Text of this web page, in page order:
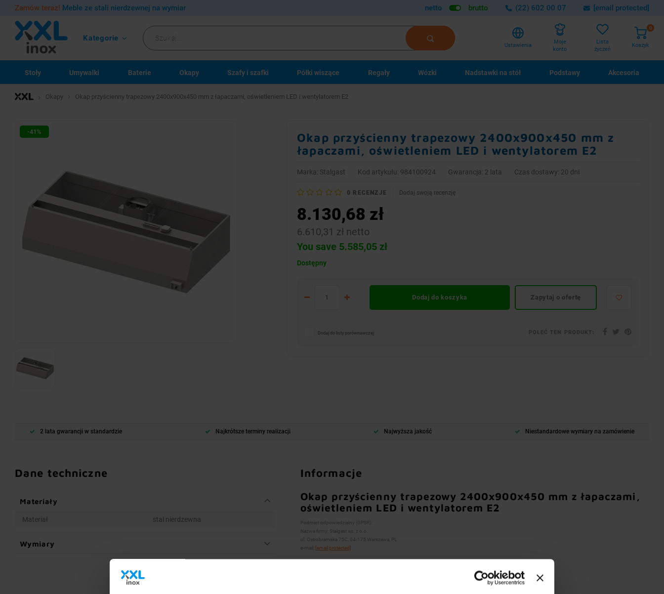
Zamów teraz! Meble ze stali nierdzewnej na wymiar netto brutto (22) 602 00 07 [email protected]
Kategorie
Ustawienia
Moje
konto
Lista
życzeń
Koszyk
0
Stoły Umywalki Baterie Okapy Szafy i szafki Półki wiszące Regały Wózki Nadstawki na stół Podstawy Akcesoria
Okapy Okap przyścienny trapezowy 2400x900x450 mm z łapaczami, oświetleniem LED i wentylatorem E2
-41%
Okap przyścienny trapezowy 2400x900x450 mm z
łapaczami, oświetleniem LED i wentylatorem E2
Marka: Stalgast Kod artykułu: 984100924 Gwarancja: 2 lata Czas dostawy: 20 dni
0 RECENZJE Dodaj swoją recenzję
8.130,68 zł
6.610,31 zł netto
You save 5.585,05 zł
Dostępny
Dodaj do koszyka Zapytaj o ofertę
Dodaj do listy porównawczej
2 lata gwarancji w standardzie Najkrótsze terminy realizacji Najwyższa jakość Niestandardowe wymiary na zamówienie
Dane techniczne
Materiały
Materiał stal nierdzewna
Wymiary
Informacje
Okap przyścienny trapezowy 2400x900x450 mm z łapaczami,
oświetleniem LED i wentylatorem E2
Podmiot odpowiedzialny (GPSR):
Nazwa firmy: Stalgast sp. z o.o.
ul. Ostrobramska 75C, 04-175 Warszawa, PL
e-mail:
[email protected]